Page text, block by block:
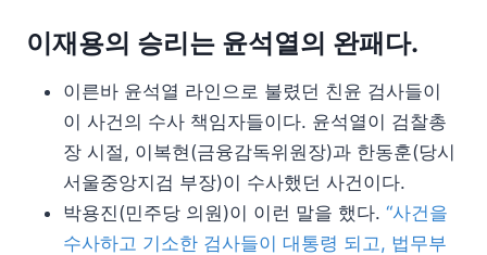
이재용의 승리는 윤석열의 완패다.
이른바 윤석열 라인으로 불렸던 친윤 검사들이
이 사건의 수사 책임자들이다. 윤석열이 검찰총
장 시절, 이복현(금융감독위원장)과 한동훈(당시
서울중앙지검 부장)이 수사했던 사건이다.
박용진(민주당 의원)이 이런 말을 했다. “사건을
수사하고 기소한 검사들이 대통령 되고, 법무부